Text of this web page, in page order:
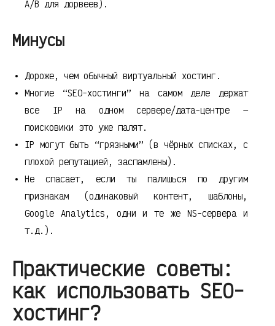
A/B для дорвеев).
Минусы
Дороже, чем обычный виртуальный хостинг.
Многие “SEO-хостинги” на самом деле держат
все IP на одном сервере/дата-центре —
поисковики это уже палят.
IP могут быть “грязными” (в чёрных списках, с
плохой репутацией, заспамлены).
Не спасает, если ты палишься по другим
признакам (одинаковый контент, шаблоны,
Google Analytics, одни и те же NS-сервера и
т.д.).
Практические советы:
как использовать SEO-
хостинг?